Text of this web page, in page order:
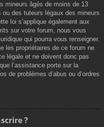
mineurs âgés de moins de 13
des tuteurs légaux des mineurs
loi s’applique également aux
sur votre forum, nous vous
qui pourra vous renseigner.
les propriétaires de ce forum ne
légale et ne doivent donc pas
l’assistance porte sur la
de problèmes d’abus ou d’ordres
?